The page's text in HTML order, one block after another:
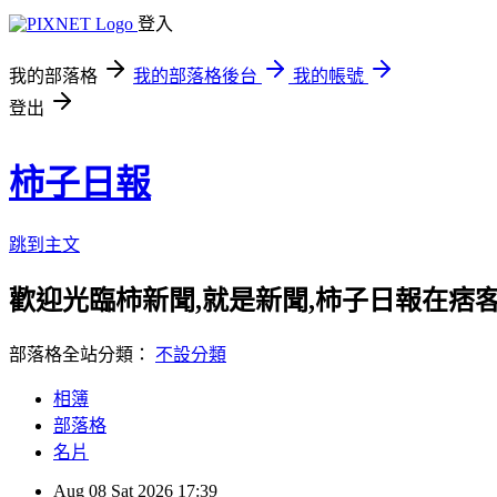
登入
我的部落格 我的部落格後台
我的帳號
登出
柿子日報
跳到主文
歡迎光臨柿新聞,就是新聞,柿子日報在痞
部落格全站分類： 不設分類
相簿
部落格
名片
Aug 08 Sat 2026 17:39